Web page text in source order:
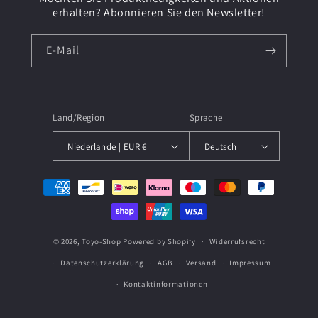
erhalten? Abonnieren Sie den Newsletter!
E-Mail
Land/Region
Niederlande | EUR €
Sprache
Deutsch
Zahlungsmethoden
© 2026,Toyo-Shop Powered by Shopify Widerrufsrecht
Datenschutzerklärung AGB Versand Impressum
Kontaktinformationen